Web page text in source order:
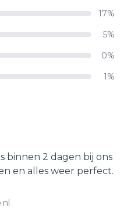
17%
5%
0%
1%
binnen 2 dagen bij ons
en alles weer perfect.